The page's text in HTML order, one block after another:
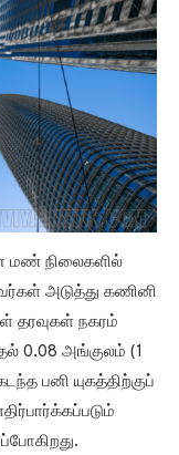
மண் நிலைகளில்
அடுத்து கணினி
தரவுகள் நகரம்
0.08 அங்குலம் (1
பனி யுகத்திற்குப்